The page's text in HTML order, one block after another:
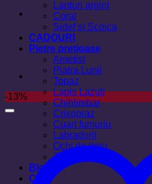
Lanturi argint
Coral
Sidef si Scoica
CADOURI
Pietre prețioase
Ametist
Piatra Lunii
Topaz
Lapis Lazuli
Chihlimbar
Crisopraz
Cuart fumuriu
Labradorit
Ochi de tigru
Zircon
Blog
Cos
-13%